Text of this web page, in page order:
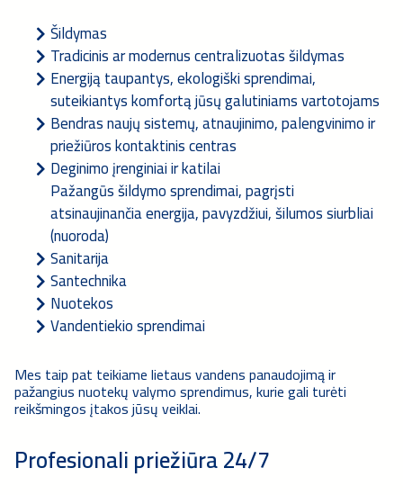
Šildymas
Tradicinis ar modernus centralizuotas šildymas
Energiją taupantys, ekologiški sprendimai,
suteikiantys komfortą jūsų galutiniams vartotojams
Bendras naujų sistemų, atnaujinimo, palengvinimo ir
priežiūros kontaktinis centras
Deginimo įrenginiai ir katilai
Pažangūs šildymo sprendimai, pagrįsti
atsinaujinančia energija, pavyzdžiui, šilumos siurbliai
(nuoroda)
Sanitarija
Santechnika
Nuotekos
Vandentiekio sprendimai
Mes taip pat teikiame lietaus vandens panaudojimą ir
pažangius nuotekų valymo sprendimus, kurie gali turėti
reikšmingos įtakos jūsų veiklai.
Profesionali priežiūra 24/7